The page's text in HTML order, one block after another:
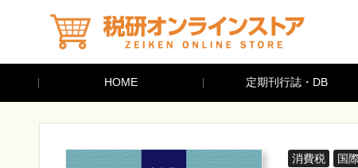
HOME 定期刊行誌・DB
消費税 国